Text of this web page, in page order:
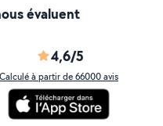
évaluent
4,6/5
Calculé à partir de 66000 avis